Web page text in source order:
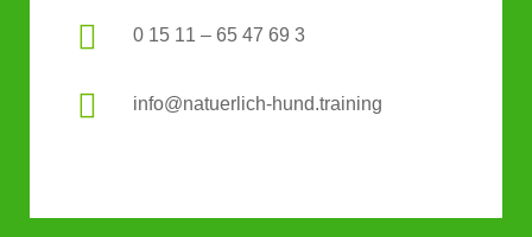
 0 15 11 – 65 47 69 3
 info@natuerlich-hund.training